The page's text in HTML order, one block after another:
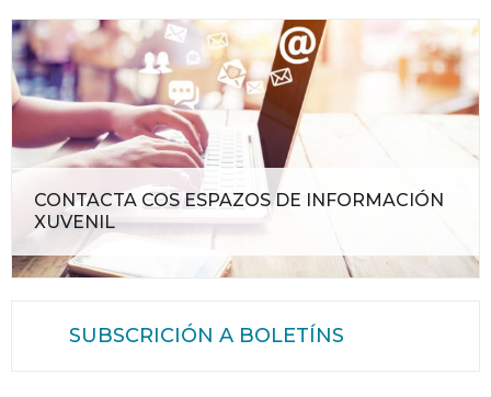
CONTACTA COS ESPAZOS DE INFORMACIÓN
XUVENIL
SUBSCRICIÓN A BOLETÍNS